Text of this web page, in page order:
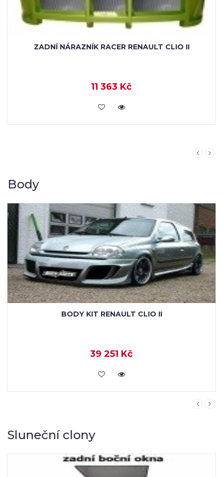
ZADNÍ NÁRAZNÍK RACER RENAULT CLIO II
11 363 Kč
KOUPIT
Body
BODY KIT RENAULT CLIO II
39 251 Kč
KOUPIT
Sluneční clony